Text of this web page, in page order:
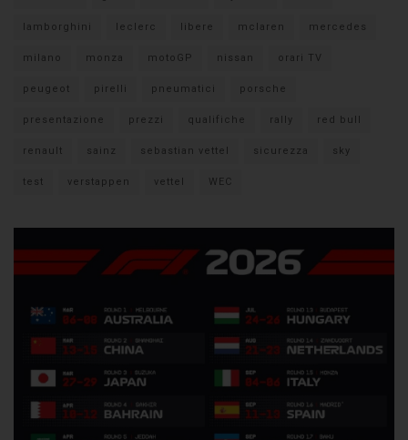
lamborghini leclerc libere mclaren mercedes
milano monza motoGP nissan orari TV
peugeot pirelli pneumatici porsche
presentazione prezzi qualifiche rally red bull
renault sainz sebastian vettel sicurezza sky
test verstappen vettel WEC